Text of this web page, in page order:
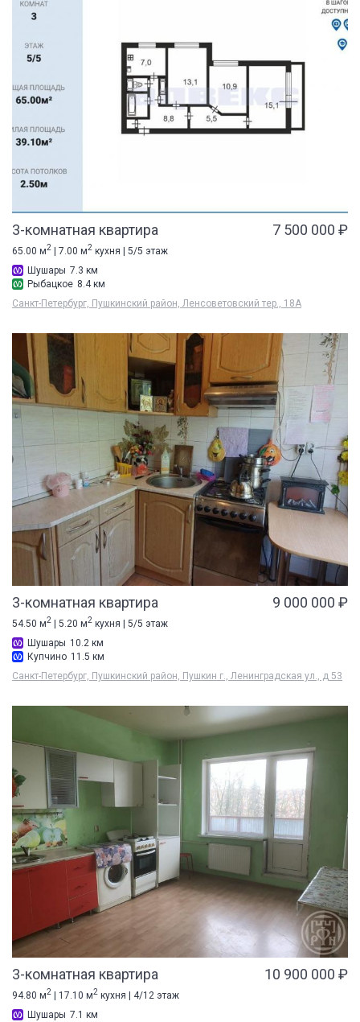
3-комнатная квартира 7 500 000 ₽
65.00 м2 | 7.00 м2 кухня | 5/5 этаж
Шушары 7.3 км
Рыбацкое 8.4 км
Санкт-Петербург, Пушкинский район, Ленсоветовский тер., 18А
3-комнатная квартира 9 000 000 ₽
54.50 м2 | 5.20 м2 кухня | 5/5 этаж
Шушары 10.2 км
Купчино 11.5 км
Санкт-Петербург, Пушкинский район, Пушкин г., Ленинградская ул., д 53
3-комнатная квартира 10 900 000 ₽
94.80 м2 | 17.10 м2 кухня | 4/12 этаж
Шушары 7.1 км